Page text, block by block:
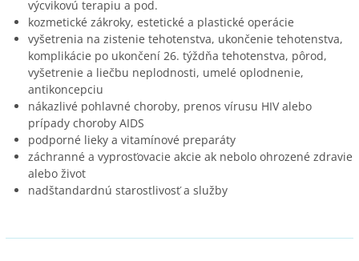
výcvikovú terapiu a pod.
kozmetické zákroky, estetické a plastické operácie
vyšetrenia na zistenie tehotenstva, ukončenie tehotenstva,
komplikácie po ukončení 26. týždňa tehotenstva, pôrod,
vyšetrenie a liečbu neplodnosti, umelé oplodnenie,
antikoncepciu
nákazlivé pohlavné choroby, prenos vírusu HIV alebo
prípady choroby AIDS
podporné lieky a vitamínové preparáty
záchranné a vyprosťovacie akcie ak nebolo ohrozené zdravie
alebo život
nadštandardnú starostlivosť a služby